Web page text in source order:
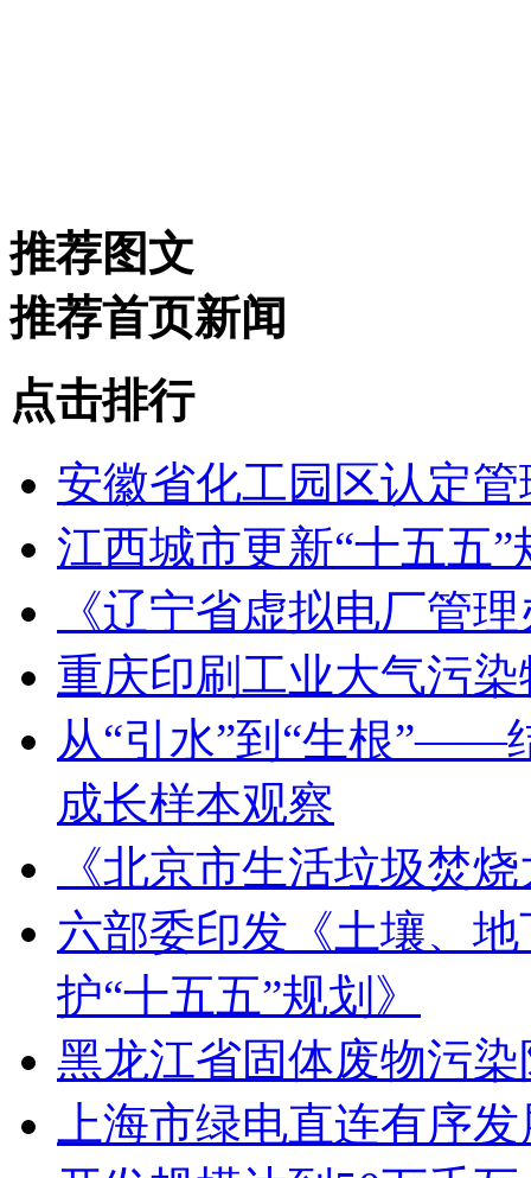
推荐图文
推荐首页新闻
点击排行
安徽省化工园区认定
江西城市更新“十五五
《辽宁省虚拟电厂管
重庆印刷工业大气污
从“引水”到“生根”——
成长样本观察
《北京市生活垃圾焚
六部委印发《土壤、
护“十五五”规划》
黑龙江省固体废物污
上海市绿电直连有序